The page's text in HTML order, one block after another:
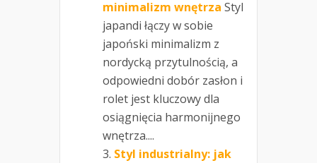
minimalizm wnętrza Styl
japandi łączy w sobie
japoński minimalizm z
nordycką przytulnością, a
odpowiedni dobór zasłon i
rolet jest kluczowy dla
osiągnięcia harmonijnego
wnętrza....
Styl industrialny: jak